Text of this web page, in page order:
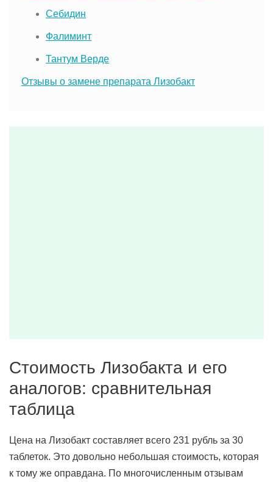
Себидин
Фалиминт
Тантум Верде
Отзывы о замене препарата Лизобакт
Стоимость Лизобакта и его
аналогов: сравнительная
таблица
Цена на Лизобакт составляет всего 231 рубль за 30
таблеток. Это довольно небольшая стоимость, которая
к тому же оправдана. По многочисленным отзывам